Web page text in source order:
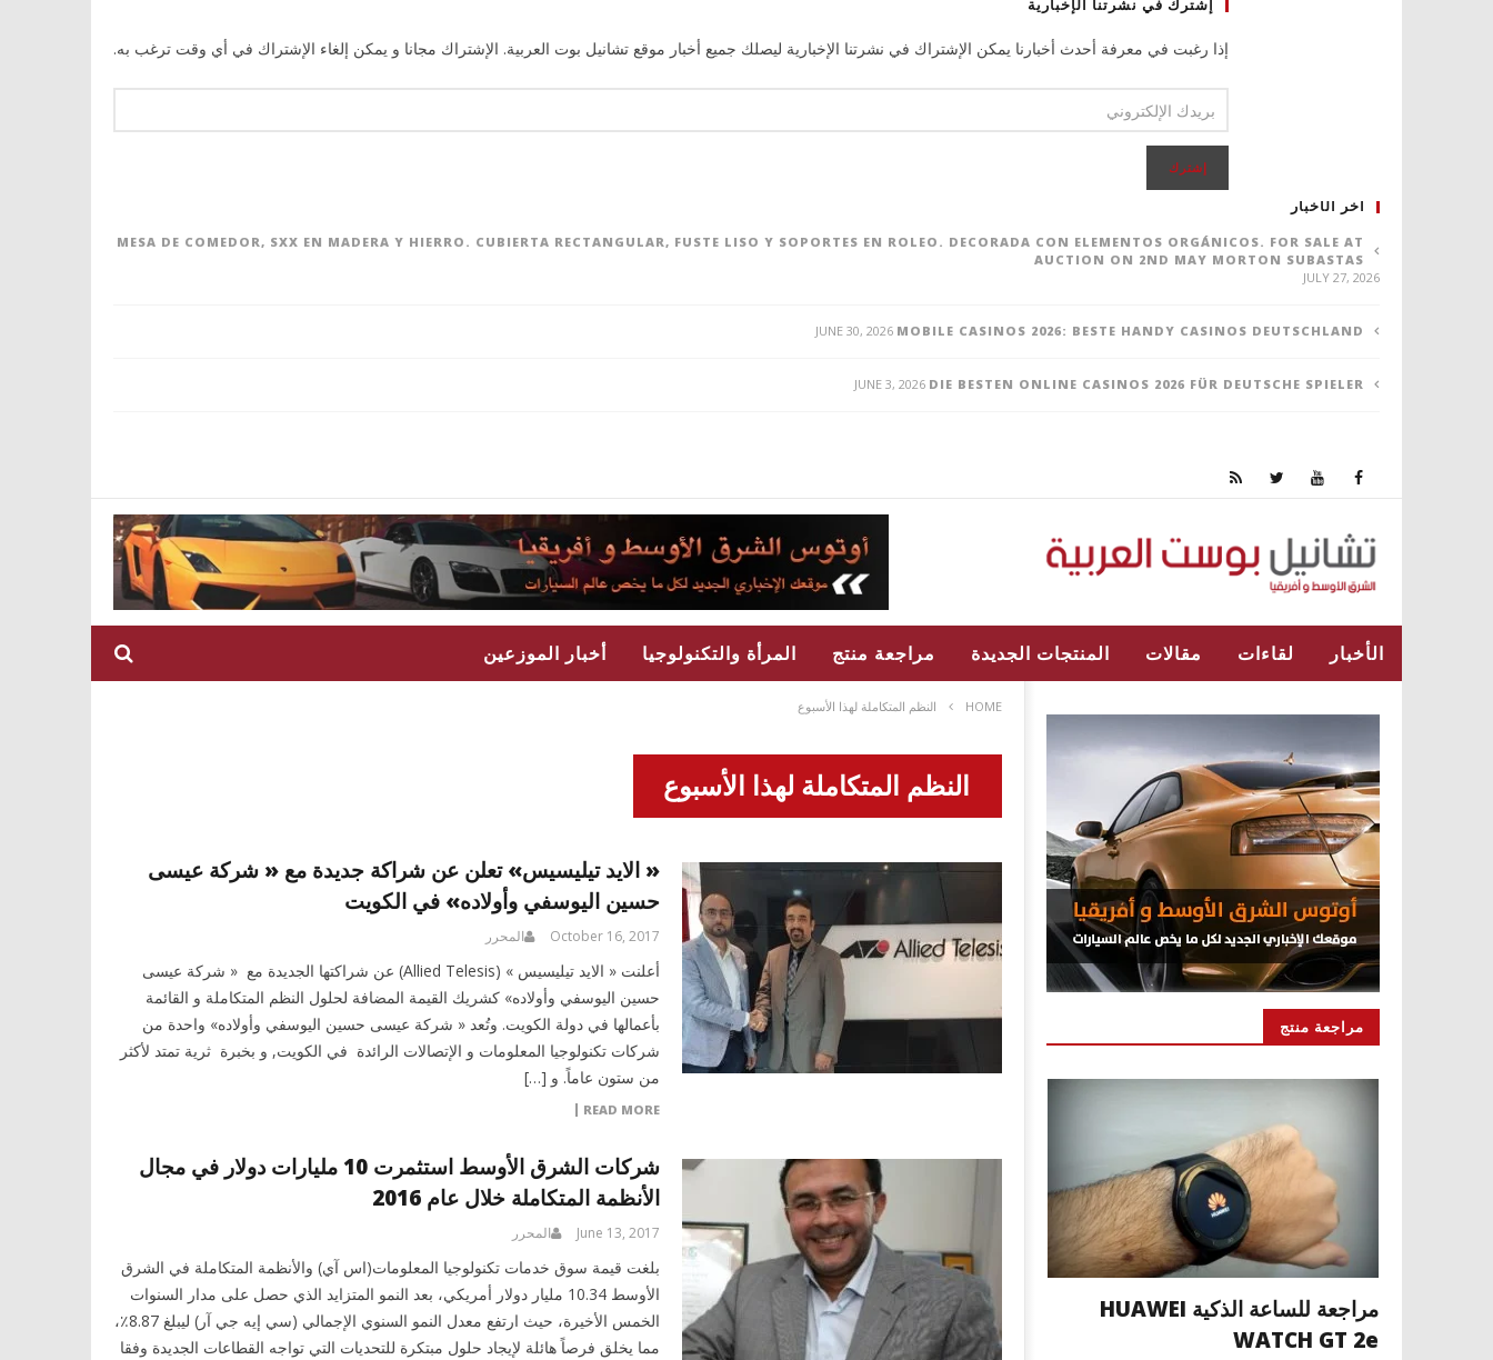
إشترك في نشرتنا الإخبارية
إذا رغبت في معرفة أحدث أخبارنا يمكن الإشتراك في نشرتنا الإخبارية ليصلك جميع أخبار موقع تشانيل بوت العربية. الإشتراك مجانا و يمكن إلغاء الإشتراك في أي وقت ترغب به.
اخر الأخبار
MESA DE COMEDOR, SXX EN MADERA Y HIERRO. CUBIERTA RECTANGULAR, FUSTE LISO Y SOPORTES EN ROLEO. DECORADA CON ELEMENTOS ORGÁNICOS. FOR SALE AT
AUCTION ON 2ND MAY MORTON SUBASTAS
JULY 27, 2026
MOBILE CASINOS 2026: BESTE HANDY CASINOS DEUTSCHLAND
JUNE 30, 2026
DIE BESTEN ONLINE CASINOS 2026 FÜR DEUTSCHE SPIELER
JUNE 3, 2026
الأخبار لقاءات مقالات المنتجات الجديدة مراجعة منتج المرأة والتكنولوجيا أخبار الموزعين
HOME النظم المتكاملة لهذا الأسبوع
النظم المتكاملة لهذا الأسبوع
« الايد تيليسيس» تعلن عن شراكة جديدة مع « شركة عيسى
حسين اليوسفي وأولاده» في الكويت
October 16, 2017 المحرر
أعلنت « الايد تيليسيس » (Allied Telesis) عن شراكتها الجديدة مع « شركة عيسى
حسين اليوسفي وأولاده» كشريك القيمة المضافة لحلول النظم المتكاملة و القائمة
بأعمالها في دولة الكويت. وتُعد « شركة عيسى حسين اليوسفي وأولاده» واحدة من
شركات تكنولوجيا المعلومات و الإتصالات الرائدة في الكويت, و بخبرة ثرية تمتد لأكثر
من ستون عاماً. و […]
READ MORE
شركات الشرق الأوسط استثمرت 10 مليارات دولار في مجال
الأنظمة المتكاملة خلال عام 2016
June 13, 2017 المحرر
بلغت قيمة سوق خدمات تكنولوجيا المعلومات(اس آي) والأنظمة المتكاملة في الشرق
الأوسط 10.34 مليار دولار أمريكي، بعد النمو المتزايد الذي حصل على مدار السنوات
الخمس الأخيرة، حيث ارتفع معدل النمو السنوي الإجمالي (سي إيه جي آر) ليبلغ 8.87٪،
مما يخلق فرصاً هائلة لإيجاد حلول مبتكرة للتحديات التي تواجه القطاعات الجديدة وفقا
مراجعة منتج
مراجعة للساعة الذكية HUAWEI
WATCH GT 2e